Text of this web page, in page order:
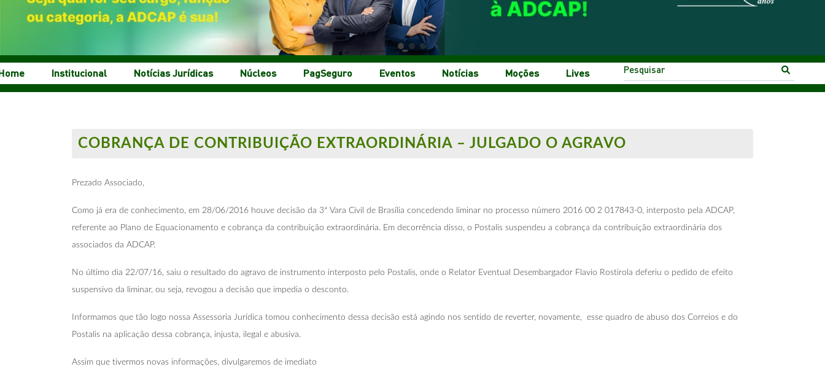
Institucional Notícias Jurídicas Núcleos PagSeguro Eventos Notícias Moções Lives
COBRANÇA DE CONTRIBUIÇÃO EXTRAORDINÁRIA – JULGADO O AGRAVO
Prezado Associado,
Como já era de conhecimento, em 28/06/2016 houve decisão da 3ª Vara Civil de Brasília concedendo liminar no processo número 2016 00 2 017843-0, interposto pela ADCAP,
referente ao Plano de Equacionamento e cobrança da contribuição extraordinária. Em decorrência disso, o Postalis suspendeu a cobrança da contribuição extraordinária dos
associados da ADCAP.
No último dia 22/07/16, saiu o resultado do agravo de instrumento interposto pelo Postalis, onde o Relator Eventual Desembargador Flavio Rostirola deferiu o pedido de efeito
suspensivo da liminar, ou seja, revogou a decisão que impedia o desconto.
Informamos que tão logo nossa Assessoria Jurídica tomou conhecimento dessa decisão está agindo nos sentido de reverter, novamente, esse quadro de abuso dos Correios e do
Postalis na aplicação dessa cobrança, injusta, ilegal e abusiva.
Assim que tivermos novas informações, divulgaremos de imediato